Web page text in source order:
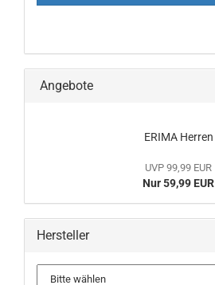
Angebote
ERIMA Herren
UVP 99,99 EUR
Nur 59,99 EUR
Hersteller